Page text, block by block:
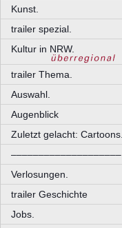
Kunst.
trailer spezial.
Kultur in NRW.
trailer Thema.
Auswahl.
Augenblick
Zuletzt gelacht: Cartoons.
––––––––––––––––––––
Verlosungen.
trailer Geschichte
Jobs.